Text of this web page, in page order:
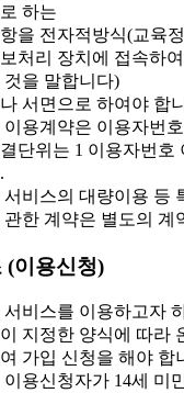
하는
을 전자적방식(교육
처리 장치에 접속하
것을 말합니다)
서면으로 하여야 합
용계약은 이용자번
단위는 1 이용자번호
비스의 대량이용 등
관한 계약은 별도의 계
(이용신청)
비스를 이용하고자
지정한 양식에 따라
가입 신청을 해야 합
용신청자가 14세 미